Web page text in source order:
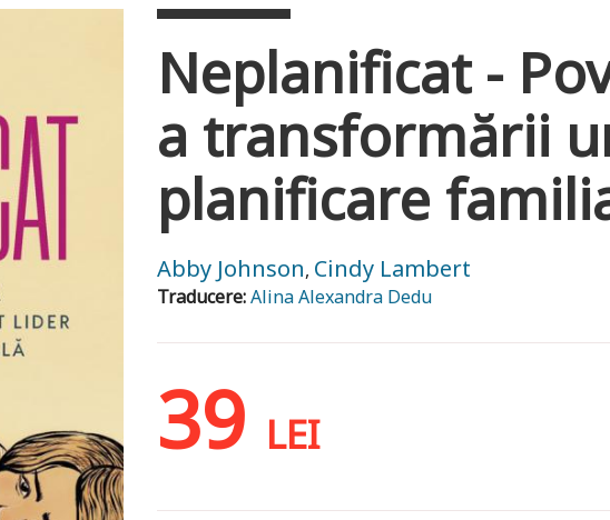
Neplanificat -
a transformării
planificare
Abby Johnson, Cindy Lambert
Traducere:Alina Alexandra Dedu
39 LEI